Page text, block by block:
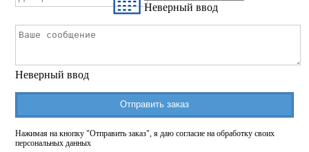
Неверный ввод
Неверный ввод
Отправить заказ
Нажимая на кнопку "Отправить заказ", я даю согласие на обработку своих
персональных данных